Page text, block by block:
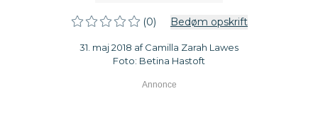
(0) Bedøm opskrift
31. maj 2018 af Camilla Zarah Lawes
Foto: Betina Hastoft